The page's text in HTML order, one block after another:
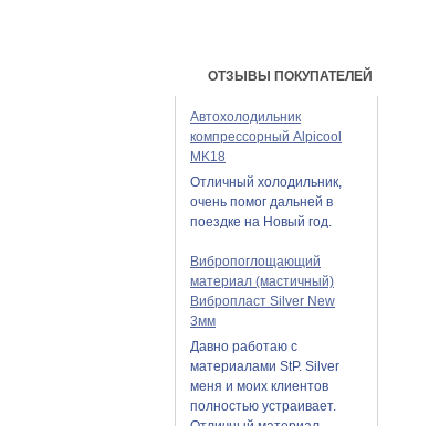
ОТЗЫВЫ ПОКУПАТЕЛЕЙ
Автохолодильник
компрессорный Alpicool
MK18
Отличный холодильник,
очень помог дальней в
поездке на Новый год.
Вибропоглощающий
материал (мастичный)
Вибропласт Silver New
3мм
Давно работаю с
материалами StP. Silver
меня и моих клиентов
полностью устраивает.